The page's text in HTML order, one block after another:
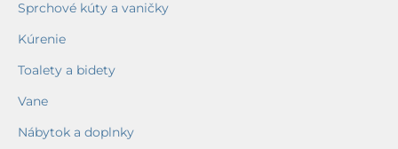
Sprchové kúty a vaničky
Kúrenie
Toalety a bidety
Vane
Nábytok a doplnky